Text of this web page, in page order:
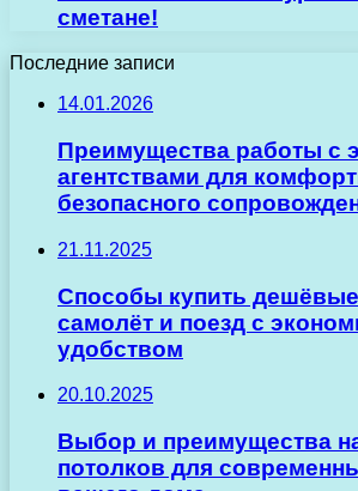
сметане!
Последние записи
14.01.2026
Преимущества работы с
агентствами для
безопасного
21.11.2025
Способы купить
самолёт и поезд с
удобством
20.10.2025
Выбор и преимущества
потолков для